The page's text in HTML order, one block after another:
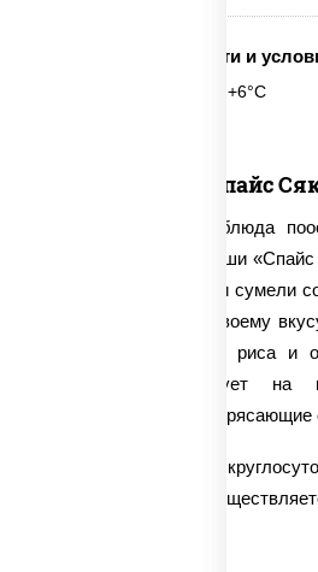
Срок годности и
6 часов при t° от +2°C до +6°C
Спайс
Для тех, кто любит блюда
предлагает заказать суши
мастера японской кухни сумели
противоположные по своему
слабосоленого лосося, риса и
мгновенно воздействует на
доставляя поистине
Мы принимаем заказы
суши «Спайс Сяке»